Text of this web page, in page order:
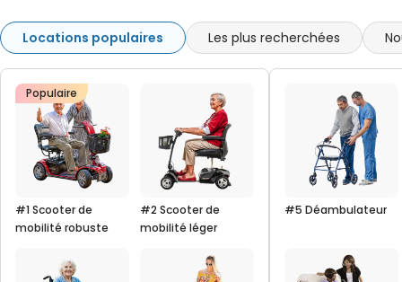
Locations populaires Les plus recherchées
Populaire
#1 Scooter de
mobilité robuste
#2 Scooter de
mobilité léger
#5 Déambulateur